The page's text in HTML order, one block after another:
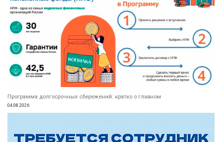
Программа долгосрочных сбережений: кратко о главном
04.08.2026